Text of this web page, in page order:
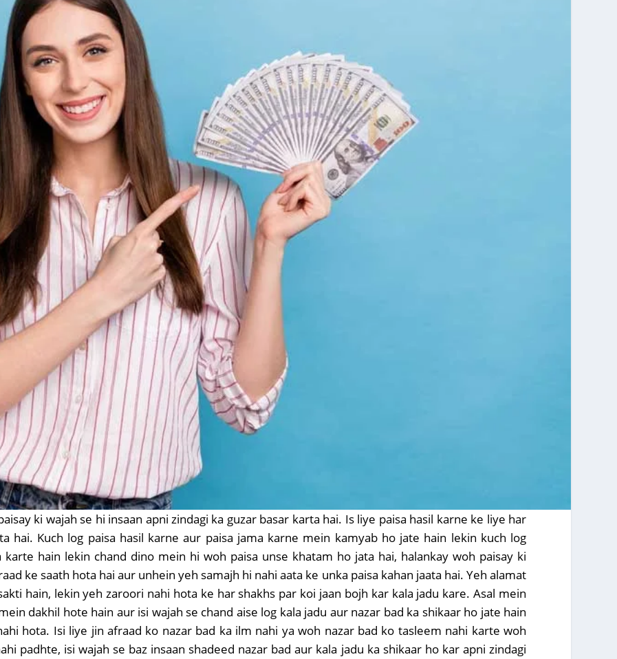
ki wajah se hi insaan apni zindagi ka guzar basar karta hai. Is liye paisa hasil karne ke liye har
hai. Kuch log paisa hasil karne aur paisa jama karne mein kamyab ho jate hain lekin kuch log
hain lekin chand dino mein hi woh paisa unse khatam ho jata hai, halankay woh paisay ki
ke saath hota hai aur unhein yeh samajh hi nahi aata ke unka paisa kahan jaata hai. Yeh alamat
hain, lekin yeh zaroori nahi hota ke har shakhs par koi jaan bojh kar kala jadu kare. Asal mein
dakhil hote hain aur isi wajah se chand aise log kala jadu aur nazar bad ka shikaar ho jate hain
hota. Isi liye jin afraad ko nazar bad ka ilm nahi ya woh nazar bad ko tasleem nahi karte woh
padhte, isi wajah se baz insaan shadeed nazar bad aur kala jadu ka shikaar ho kar apni zindagi